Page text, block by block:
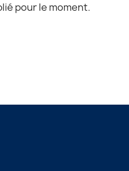
pour le moment.